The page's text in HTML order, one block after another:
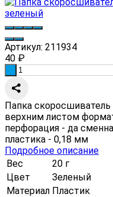
Артикул: 211934
40 ₽
Папка
верхним листом
перфорация - да
пластика - 0,18 мм
Подробное описание
Вес
20 г
Цвет
Зеленый
Материал Пластик